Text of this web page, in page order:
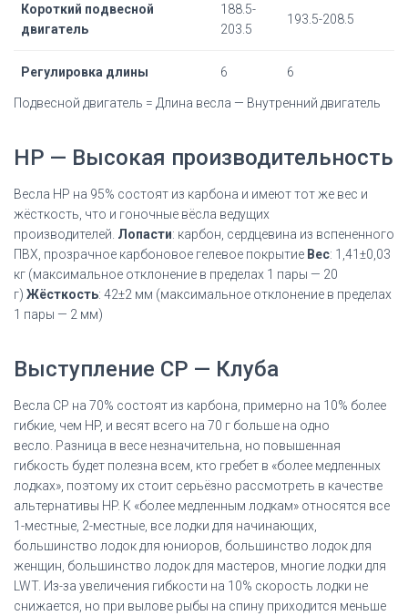
Короткий подвесной
двигатель
188.5-
203.5
193.5-208.5
Регулировка длины 6 6
Подвесной двигатель = Длина весла — Внутренний двигатель
HP — Высокая производительность
Весла HP на 95% состоят из карбона и имеют тот же вес и
жёсткость, что и гоночные вёсла ведущих
производителей. Лопасти: карбон, сердцевина из вспененного
ПВХ, прозрачное карбоновое гелевое покрытие Вес: 1,41±0,03
кг (максимальное отклонение в пределах 1 пары — 20
г) Жёсткость: 42±2 мм (максимальное отклонение в пределах
1 пары — 2 мм)
Выступление CP — Клуба
Весла CP на 70% состоят из карбона, примерно на 10% более
гибкие, чем HP, и весят всего на 70 г больше на одно
весло. Разница в весе незначительна, но повышенная
гибкость будет полезна всем, кто гребет в «более медленных
лодках», поэтому их стоит серьёзно рассмотреть в качестве
альтернативы HP. К «более медленным лодкам» относятся все
1-местные, 2-местные, все лодки для начинающих,
большинство лодок для юниоров, большинство лодок для
женщин, большинство лодок для мастеров, многие лодки для
LWT. Из-за увеличения гибкости на 10% скорость лодки не
снижается, но при вылове рыбы на спину приходится меньше